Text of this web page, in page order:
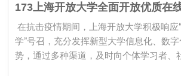
173上海开放大学全面开放优质在
在抗击疫情期间，上海开放大学积极响应
学”号召，充分发挥新型大学信息化、数
势，通过多种渠道，及时向个体学习者、